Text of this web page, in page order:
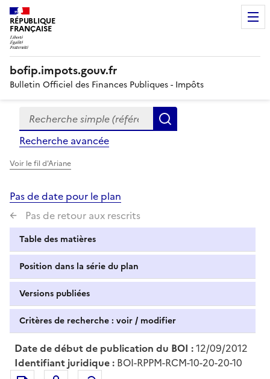
RÉPUBLIQUE
FRANÇAISE
bofip.impots.gouv.fr
Bulletin Officiel des Finances Publiques - Impôts
Formulaire
de
recherche
Recherche simple (références, mots clés, partie du
Recherche avancée
Voir le fil d'Ariane
Pas de date pour le plan
Pas de retour aux rescrits
Table des matières
Position dans la série du plan
Versions publiées
Critères de recherche : voir / modifier
Date de début de publication du BOI :12/09/2012
Identifiant juridique : BOI-RPPM-RCM-10-20-20-10